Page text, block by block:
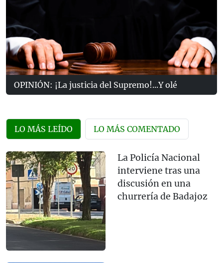
OPINIÓN: ¡La justicia del Supremo!...Y olé
LO MÁS LEÍDO LO MÁS COMENTADO
La Policía Nacional
interviene tras una
discusión en una
churrería de Badajoz